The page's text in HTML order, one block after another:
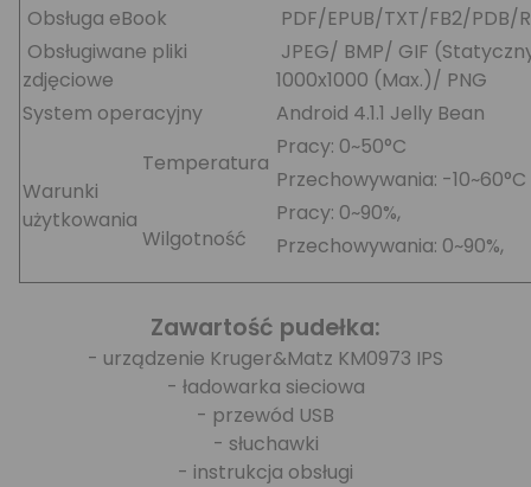
Obsługa eBook
PDF/EPUB/TXT/FB2/PDB/
Obsługiwane pliki
zdjęciowe
JPEG/ BMP/ GIF
1000x1000 (Max.)/ PNG
System operacyjny
Android 4.1.1 Jelly Bean
Warunki
użytkowania
Temperatura
Pracy: 0~50°C
Przechowywania: -10~60°C
Wilgotność
Pracy: 0~90%,
Przechowywania: 0~90%,
Zawartość pudełka:
- urządzenie Kruger&Matz KM0973 IPS
- ładowarka sieciowa
- przewód USB
- słuchawki
- instrukcja obsługi